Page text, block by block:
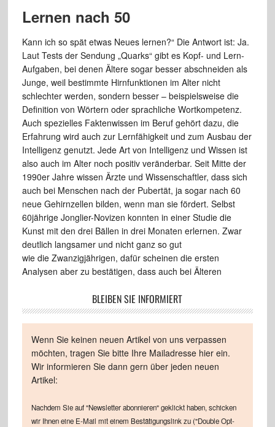
Lernen nach 50
Kann ich so spät etwas Neues lernen?“ Die Antwort ist: Ja.
Laut Tests der Sendung „Quarks“ gibt es Kopf- und Lern-
Aufgaben, bei denen Ältere sogar besser abschneiden als
Junge, weil bestimmte Hirnfunktionen im Alter nicht
schlechter werden, sondern besser – beispielsweise die
Definition von Wörtern oder sprachliche Wortkompetenz.
Auch spezielles Faktenwissen im Beruf gehört dazu, die
Erfahrung wird auch zur Lernfähigkeit und zum Ausbau der
Intelligenz genutzt. Jede Art von Intelligenz und Wissen ist
also auch im Alter noch positiv veränderbar. Seit Mitte der
1990er Jahre wissen Ärzte und Wissenschaftler, dass sich
auch bei Menschen nach der Pubertät, ja sogar nach 60
neue Gehirnzellen bilden, wenn man sie fördert. Selbst
60jährige Jonglier-Novizen konnten in einer Studie die
Kunst mit den drei Bällen in drei Monaten erlernen. Zwar
deutlich langsamer und nicht ganz so gut
wie die Zwanzigjährigen, dafür scheinen die ersten
Analysen aber zu bestätigen, dass auch bei Älteren
BLEIBEN SIE INFORMIERT
Wenn Sie keinen neuen Artikel von uns verpassen
möchten, tragen Sie bitte Ihre Mailadresse hier ein.
Wir informieren Sie dann gern über jeden neuen
Artikel:
Nachdem Sie auf "Newsletter abonnieren" geklickt haben, schicken
wir Ihnen eine E-Mail mit einem Bestätigungslink zu ("Double Opt-